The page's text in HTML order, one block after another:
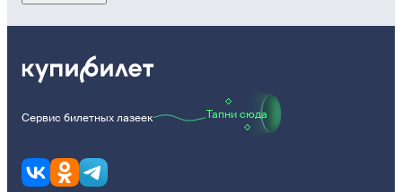
Сервис билетных лазеек Тапни сюда